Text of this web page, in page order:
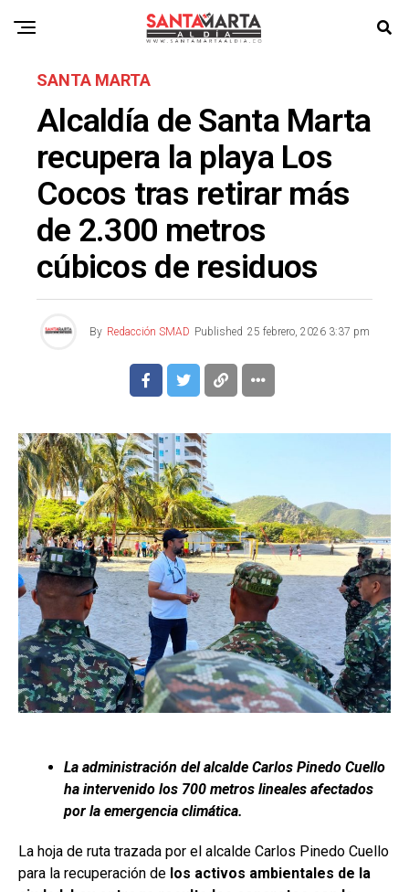
SANTA MARTA
Alcaldía de Santa Marta
recupera la playa Los
Cocos tras retirar más
de 2.300 metros
cúbicos de residuos
By Redacción SMAD Published 25 febrero, 2026 3:37 pm
La administración del alcalde Carlos Pinedo Cuello
ha intervenido los 700 metros lineales afectados
por la emergencia climática.
La hoja de ruta trazada por el alcalde Carlos Pinedo Cuello
para la recuperación de los activos ambientales de la